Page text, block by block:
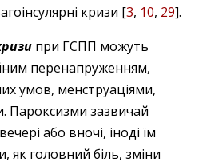
кризи [3, 10, 29].
при ГСПП можуть
перенапруженням,
умов, менструаціями,
Пароксизми зазвичай
або вночі, іноді їм
як головний біль, зміни